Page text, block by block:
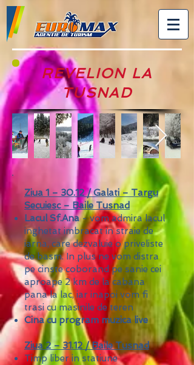
REVELION LA
TUSNAD
Ziua 1 – 30.12 / Galati – Targu
Secuiesc – Baile Tusnad
Lacul Sf.Ana- vom admira lacul
inghetat imbracat in straie de
iarna, care dezvaluie o priveliste
de basm. In plus ne vom distra
pe cinste coborand pe sanie cei
aproape 2 km de la cabana
pana la lac, iar inapoi vom fi
trasi cu masinile de teren
Cina cu program muzica live
Ziua 2 – 31.12 / Baile Tusnad
Timp liber in statiune